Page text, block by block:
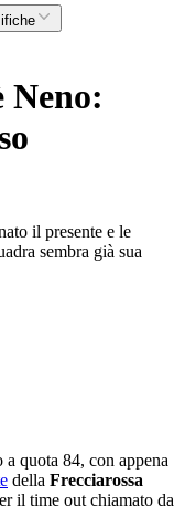
Neno:
il presente e le
sembra già sua
quota 84, con appena
della Frecciarossa
il time out chiamato da